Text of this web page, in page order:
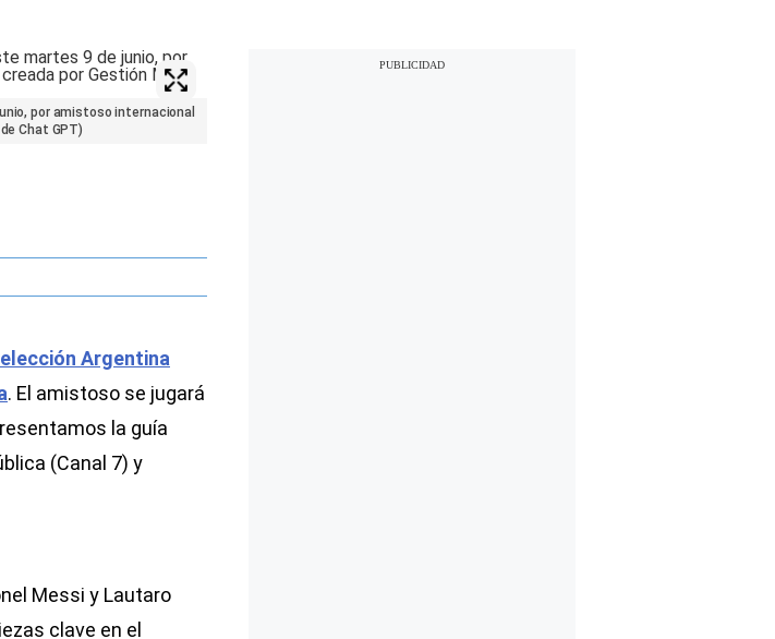
por amistoso internacional
Chat GPT)
Argentina
. El amistoso se jugará
la guía
(Canal 7) y
Messi y Lautaro
clave en el